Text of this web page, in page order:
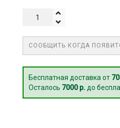
СООБЩИТЬ КОГДА
Бесплатная доставка от
Осталось 7000 р. до